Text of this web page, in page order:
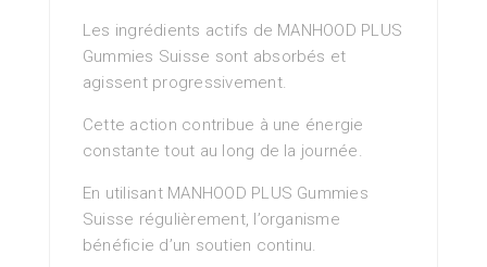
Les ingrédients actifs de MANHOOD PLUS
Gummies Suisse sont absorbés et
agissent progressivement.
Cette action contribue à une énergie
constante tout au long de la journée.
En utilisant MANHOOD PLUS Gummies
Suisse régulièrement, l’organisme
bénéficie d’un soutien continu.